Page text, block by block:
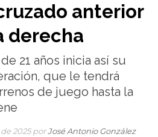
anterior
derecha
21 años inicia así su
que le tendrá
de juego hasta la
2025 porJosé Antonio González